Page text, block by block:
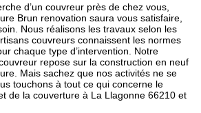
d’un couvreur près de chez vous,
Brun renovation saura vous satisfaire,
Nous réalisons les travaux selon les
couvreurs connaissent les normes
chaque type d’intervention. Notre
repose sur la construction en neuf
Mais sachez que nos activités ne se
touchons à tout ce qui concerne le
de la couverture à La Llagonne 66210 et